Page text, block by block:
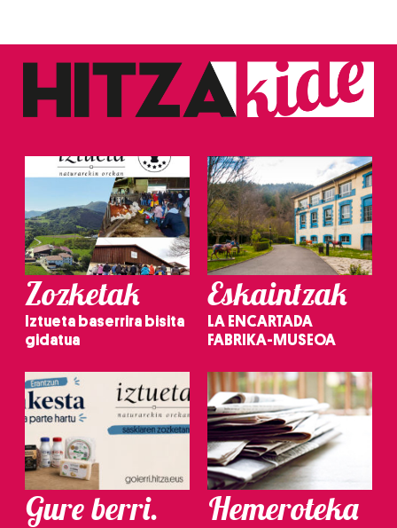
Zozketak
Iztueta baserrira bisita
gidatua
Eskaintzak
LA ENCARTADA
FABRIKA-MUSEOA
Gure berri. Hemeroteka